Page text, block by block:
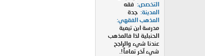
التخصص
فقه
المدينة جدة
المذهب الفقهي
مدرسة ابن تيمية
الحنبلية لذا فالمذهب
عندنا شيء والراجح
شيء آخر تماماً!.